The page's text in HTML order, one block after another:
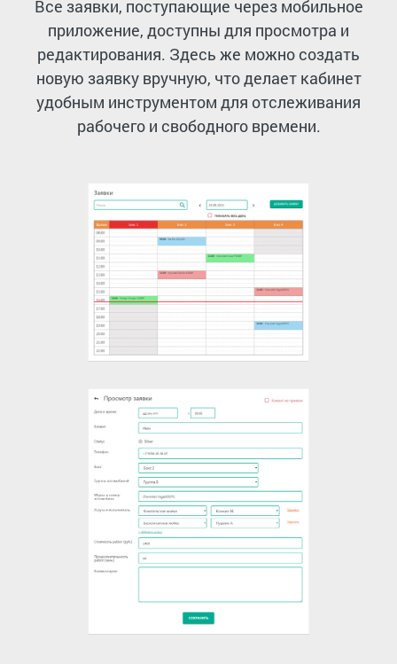
Все заявки, поступающие через мобильное
приложение, доступны для просмотра и
редактирования. Здесь же можно создать
новую заявку вручную, что делает кабинет
удобным инструментом для отслеживания
рабочего и свободного времени.